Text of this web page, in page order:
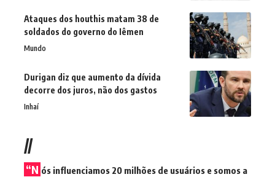
Ataques dos houthis matam 38 de
soldados do governo do Iêmen
Mundo
Durigan diz que aumento da dívida
decorre dos juros, não dos gastos
Inhaí
//
“N ós influenciamos 20 milhões de usuários e somos a